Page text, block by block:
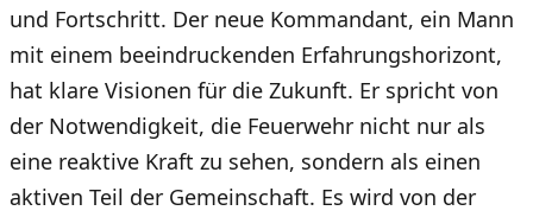
und Fortschritt. Der neue Kommandant, ein Mann
mit einem beeindruckenden Erfahrungshorizont,
hat klare Visionen für die Zukunft. Er spricht von
der Notwendigkeit, die Feuerwehr nicht nur als
eine reaktive Kraft zu sehen, sondern als einen
aktiven Teil der Gemeinschaft. Es wird von der